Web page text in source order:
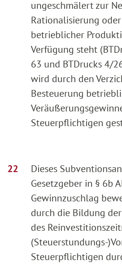
ungeschmälert zur
Rationalisierung
betrieblicher
Verfügung steht
63 und BTDrucks 4/
wird durch den
Besteuerung
Steuerpflichtigen
Dieses
Gesetzgeber in § 6b
Gewinnzuschlag
durch die Bildung
des
(Steuerstundungs-
Steuerpflichtigen